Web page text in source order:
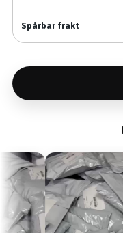
Spårbar frakt